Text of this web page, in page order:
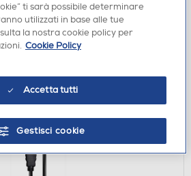
30' gratuito:verifica
ti sarà possibile determinare
utilizzati in base alle tue
la nostra cookie policy per
Cookie Policy
Accetta tutti
Gestisci cookie